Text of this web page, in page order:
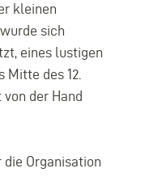
kleinen
sich
eines lustigen
des 12.
der Hand
Organisation